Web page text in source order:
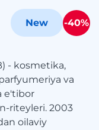
- kosmetika,
va
e'tibor
riteyleri. 2003
oilaviy
New -40%